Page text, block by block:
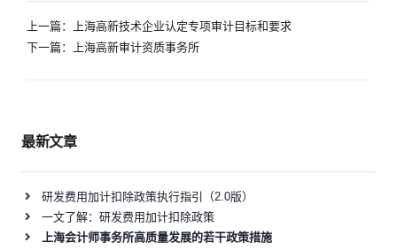
文
章
导
上一篇：
上海高新技术企业认定专项审计目标和要求
下一篇：
上海高新审计资质事务所
最新文章
研发费用加计扣除政策执行指引（2.0版）
一文了解：研发费用加计扣除政策
上海会计师事务所高质量发展的若干政策措施